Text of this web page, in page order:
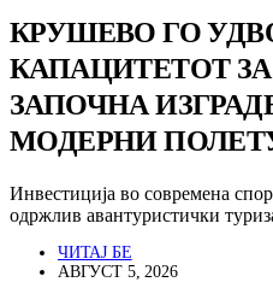
КРУШЕВО ГО
КАПАЦИТЕТОТ
ЗАПОЧНА
МОДЕРНИ
Инвестиција во современа
одржлив авантуристички
ЧИТАЈ БЕ
АВГУСТ 5, 2026